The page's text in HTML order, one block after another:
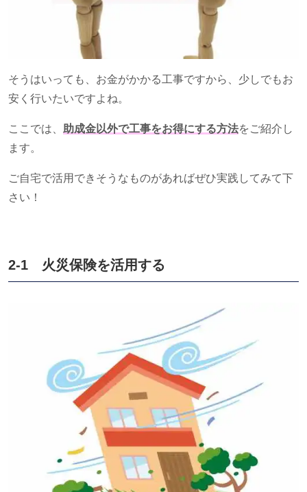
そうはいっても、お金がかかる工事ですから、少しでもお
安く行いたいですよね。
ここでは、 助成金以外で工事をお得にする方法をご紹介し
ます。
ご自宅で活用できそうなものがあればぜひ実践してみて下
さい！
2-1 火災保険を活用する